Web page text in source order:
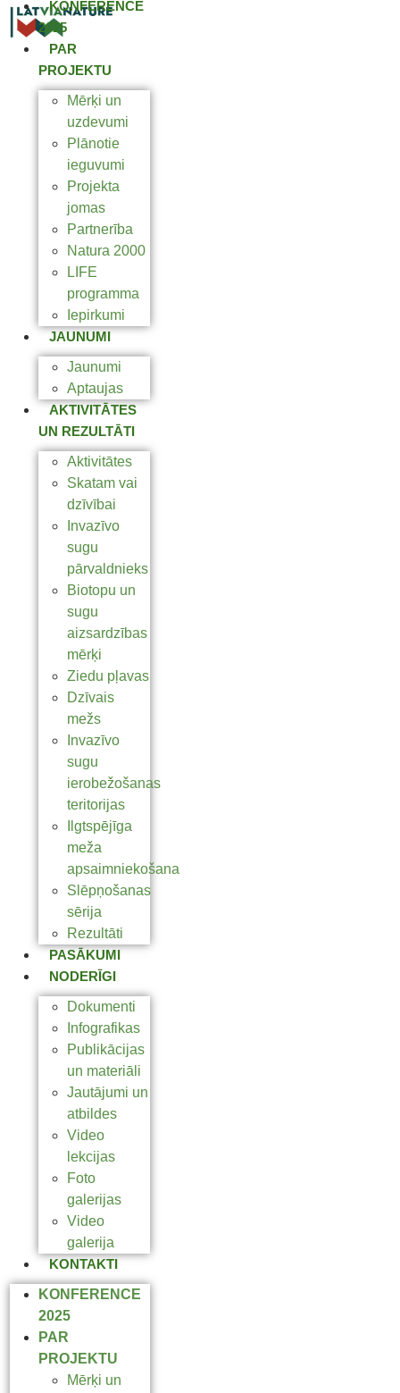
KONFERENCE
2025
PAR
PROJEKTU
Mērķi un
uzdevumi
Plānotie
ieguvumi
Projekta
jomas
Partnerība
Natura 2000
LIFE
programma
Iepirkumi
JAUNUMI
Jaunumi
Aptaujas
AKTIVITĀTES
UN REZULTĀTI
Aktivitātes
Skatam vai
dzīvībai
Invazīvo
sugu
pārvaldnieks
Biotopu un
sugu
aizsardzības
mērķi
Ziedu pļavas
Dzīvais
mežs
Invazīvo
sugu
ierobežošanas
teritorijas
Ilgtspējīga
meža
apsaimniekošana
Slēpņošanas
sērija
Rezultāti
PASĀKUMI
NODERĪGI
Dokumenti
Infografikas
Publikācijas
un materiāli
Jautājumi un
atbildes
Video
lekcijas
Foto
galerijas
Video
galerija
KONTAKTI
KONFERENCE
2025
PAR
PROJEKTU
Mērķi un